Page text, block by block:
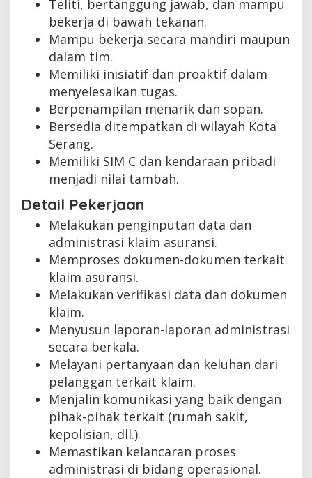
Teliti, bertanggung jawab, dan mampu
bekerja di bawah tekanan.
Mampu bekerja secara mandiri maupun
dalam tim.
Memiliki inisiatif dan proaktif dalam
menyelesaikan tugas.
Berpenampilan menarik dan sopan.
Bersedia ditempatkan di wilayah Kota
Serang.
Memiliki SIM C dan kendaraan pribadi
menjadi nilai tambah.
Detail Pekerjaan
Melakukan penginputan data dan
administrasi klaim asuransi.
Memproses dokumen-dokumen terkait
klaim asuransi.
Melakukan verifikasi data dan dokumen
klaim.
Menyusun laporan-laporan administrasi
secara berkala.
Melayani pertanyaan dan keluhan dari
pelanggan terkait klaim.
Menjalin komunikasi yang baik dengan
pihak-pihak terkait (rumah sakit,
kepolisian, dll.).
Memastikan kelancaran proses
administrasi di bidang operasional.